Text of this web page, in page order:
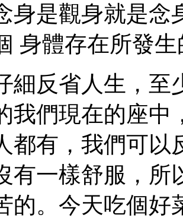
身是觀身就是念
身體存在所發
細反省人生，至
我們現在的座中
都有，我們可以
有一樣舒服，所
的。今天吃個好